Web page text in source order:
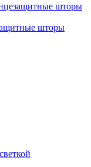
шторы
шторы